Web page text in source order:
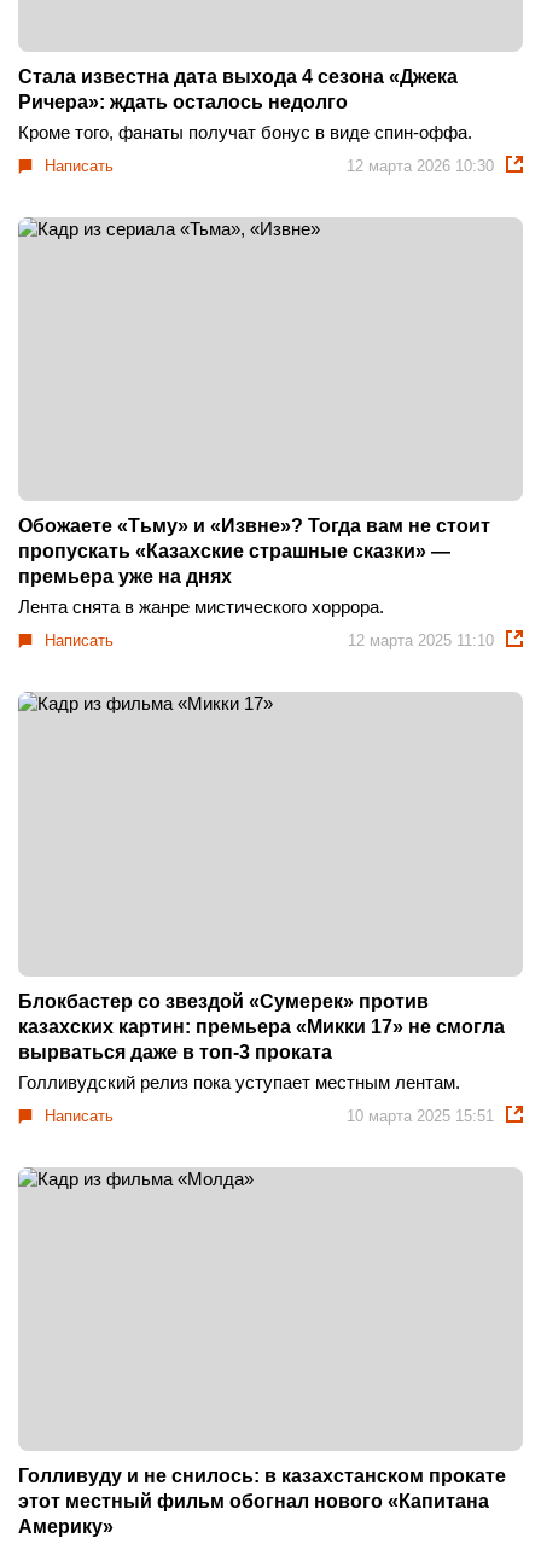
Стала известна дата выхода 4 сезона «Джека
Ричера»: ждать осталось недолго
Кроме того, фанаты получат бонус в виде спин-оффа.
Написать 12 марта 2026 10:30
Обожаете «Тьму» и «Извне»? Тогда вам не стоит
пропускать «Казахские страшные сказки» —
премьера уже на днях
Лента снята в жанре мистического хоррора.
Написать 12 марта 2025 11:10
Блокбастер со звездой «Сумерек» против
казахских картин: премьера «Микки 17» не смогла
вырваться даже в топ-3 проката
Голливудский релиз пока уступает местным лентам.
Написать 10 марта 2025 15:51
Голливуду и не снилось: в казахстанском прокате
этот местный фильм обогнал нового «Капитана
Америку»